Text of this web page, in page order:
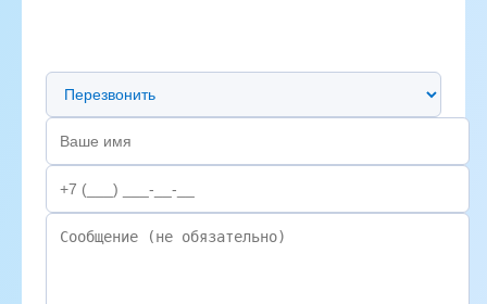
Предпочтительный способ связи